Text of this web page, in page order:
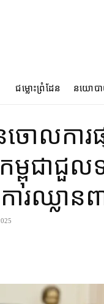
ជម្លោះព្រំដែន នយោប
ន​ចោល​កា
ពុជា​ជួល​
ារ​ឈ្លាន​